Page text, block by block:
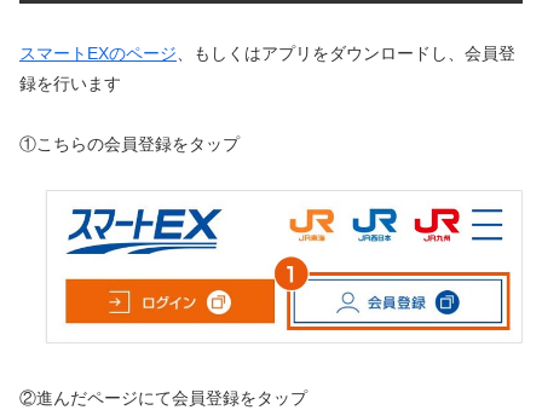
スマートEXのページ 、もしくはアプリをダウンロードし、会員登
録を行います
①こちらの会員登録をタップ
②進んだページにて会員登録をタップ